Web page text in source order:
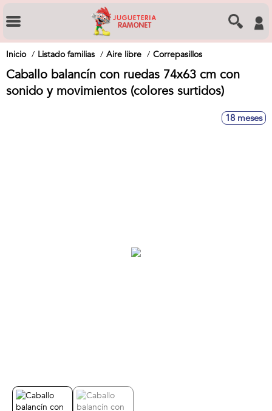
Inicio Listado familias Aire libre Correpasillos
Caballo balancín con ruedas 74x63 cm con
sonido y movimientos (colores surtidos)
18 meses